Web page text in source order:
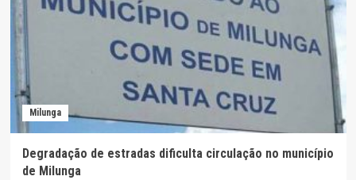
30
Milunga
Degradação de estradas dificulta circulação no município
de Milunga